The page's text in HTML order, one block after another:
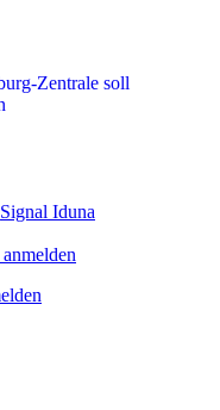
Signal Iduna